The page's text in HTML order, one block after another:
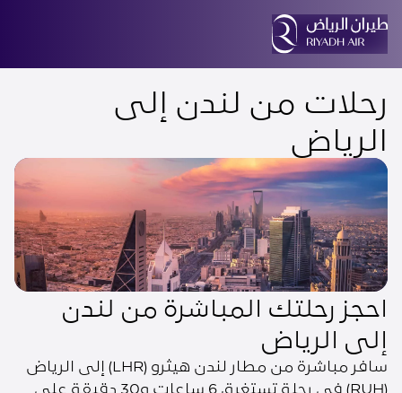
رحلات من لندن إلى
الرياض
احجز رحلتك المباشرة من لندن
إلى الرياض
سافر مباشرة من مطار لندن هيثرو (LHR) إلى الرياض